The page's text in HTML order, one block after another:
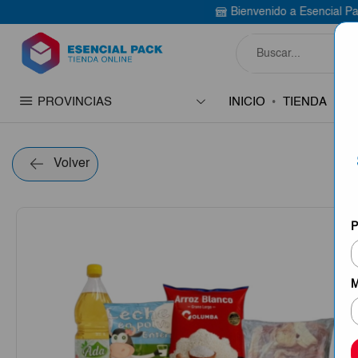
Compra aquí
PROVINCIAS INICIO TIENDA
Volver